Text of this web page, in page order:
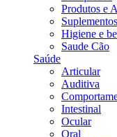
Produtos e
Higiene e
Saude Cão
Saúde
Articular
Auditiva
Intestinal
Ocular
Oral